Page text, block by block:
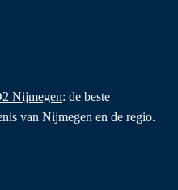
Nijmegen: de beste
van Nijmegen en de regio.